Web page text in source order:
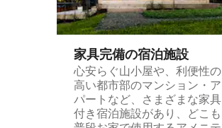
家具完備の宿⁠泊⁠施⁠設
心安らぐ山小屋や、利便性の
高い都市部のマンション・ア
パートなど、さまざまな家具
付き宿泊施設があり、どこも